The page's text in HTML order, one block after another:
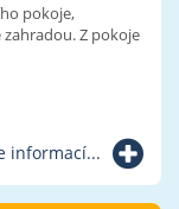
pokoje,
Z pokoje
informací...